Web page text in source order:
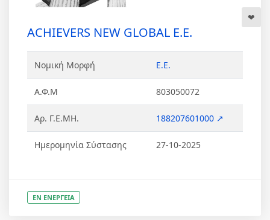
ACHIEVERS NEW GLOBAL Ε.Ε.
Νομική Μορφή Ε.Ε.
Α.Φ.Μ 803050072
Αρ. Γ.Ε.ΜΗ. 188207601000 ↗
Ημερομηνία Σύστασης 27-10-2025
ΕΝ ΕΝΕΡΓΕΙΑ